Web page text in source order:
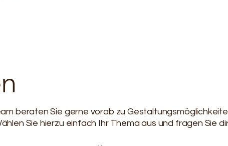
beraten Sie gerne vorab zu
Sie hierzu einfach Ihr Thema aus und fragen Sie